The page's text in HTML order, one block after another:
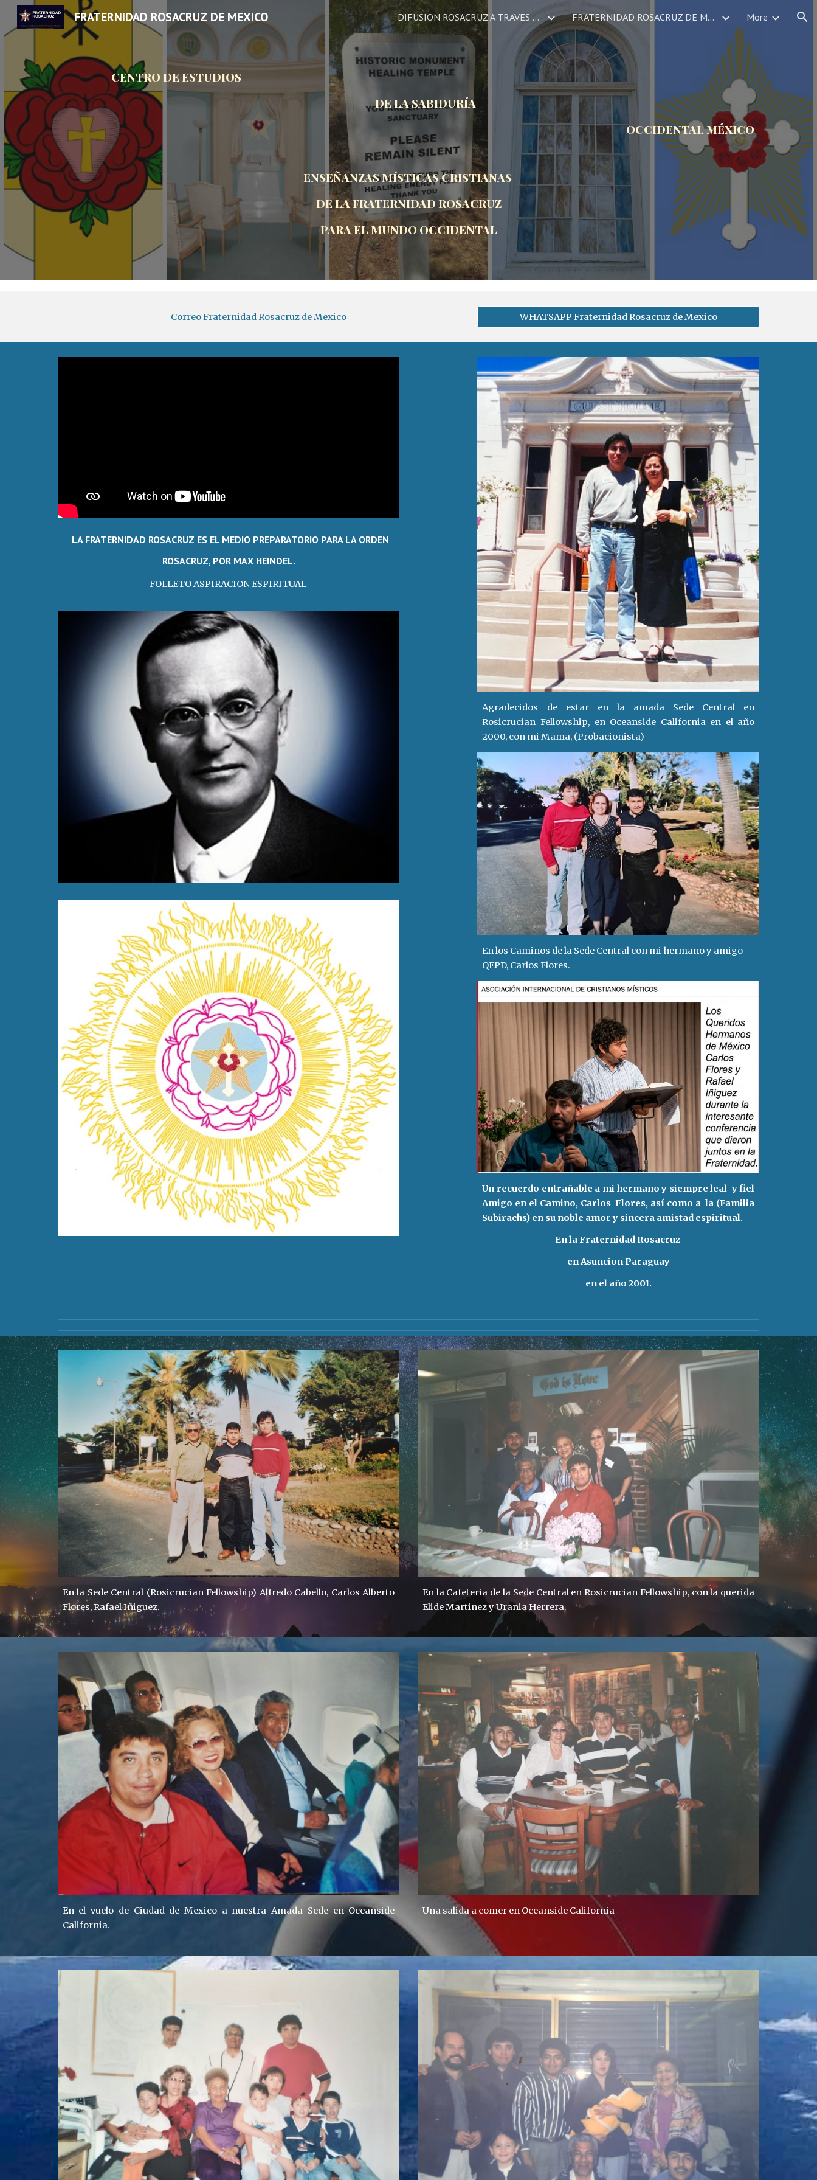
Skip to main content Skip to navigation
FRATERNIDAD ROSACRUZ DE MEXICO DIFUSION ROSACRUZ A TRAVES DE LA FRATERNIDAD ROSACRUZ DE MEXICO FRATERNIDAD ROSACRUZ DE MEXICO SERVICIOS DEVOCIONALES CALENDARIO DE EVENTOS More
CENTRO DE ESTUDIOS
DE LA SABIDURÍA
OCCIDENTAL MÉXICO
ENSEÑANZAS MÍSTICAS CRISTIANAS
DE LA FRATERNIDAD ROSACRUZ
PARA EL MUNDO OCCIDENTAL
Correo Fraternidad Rosacruz de Mexico WHATSAPP Fraternidad Rosacruz de Mexico
LA FRATERNIDAD ROSACRUZ ES EL MEDIO PREPARATORIO PARA LA ORDEN
ROSACRUZ, POR MAX HEINDEL.
FOLLETO ASPIRACION ESPIRITUAL
Agradecidos de estar en la amada Sede Central en
Rosicrucian Fellowship, en Oceanside California en el año
2000, con mi Mama, (Probacionista)
En los Caminos de la Sede Central con mi hermano y amigo
QEPD, Carlos Flores.
Un recuerdo entrañable a mi hermano y siempre leal y fiel
Amigo en el Camino, Carlos Flores, así como a la (Familia
Subirachs) en su noble amor y sincera amistad espiritual.
En la Fraternidad Rosacruz
en Asuncion Paraguay
en el año 2001.
En la Sede Central (Rosicrucian Fellowship) Alfredo Cabello, Carlos Alberto
Flores, Rafael Iñiguez.
En la Cafeteria de la Sede Central en Rosicrucian Fellowship, con la querida
Elide Martinez y Urania Herrera.
En el vuelo de Ciudad de Mexico a nuestra Amada Sede en Oceanside
California.
Una salida a comer en Oceanside California